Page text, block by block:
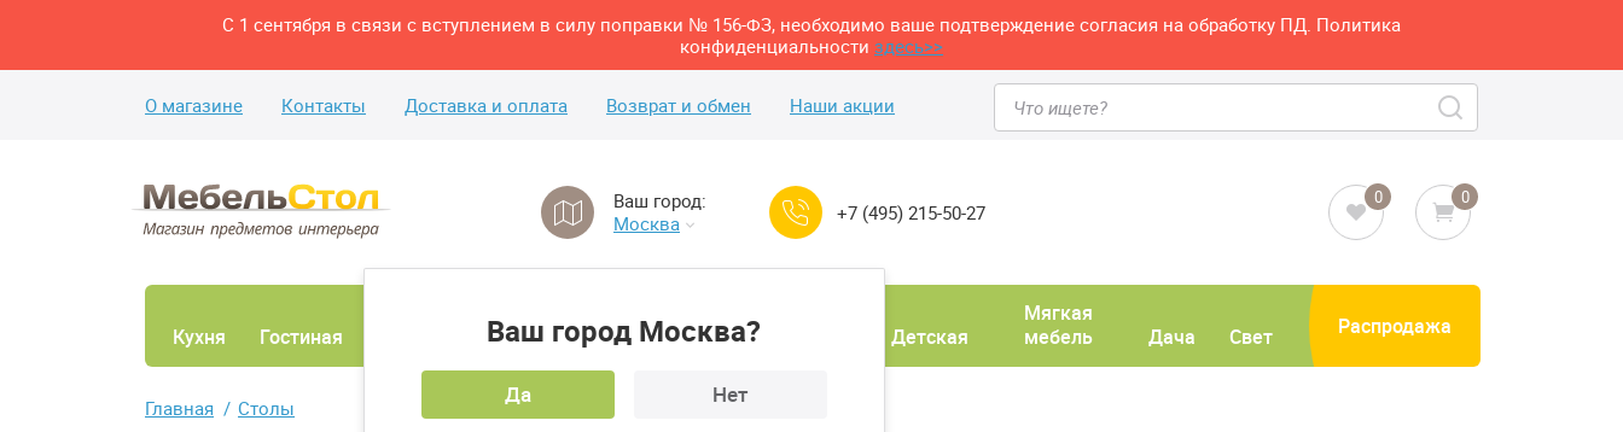
С 1 сентября в связи с вступлением в силу поправки № 156-ФЗ, необходимо ваше подтверждение согласия на обработку ПД. Политика
конфиденциальности здесь>>
О магазине Контакты Доставка и оплата Возврат и обмен Наши акции
Ваш город:
Москва
Ваш город Москва?
Да Нет
+7 (495) 215-50-27
0 0
Кухня Гостиная Спальня
кабинет
Детская
Мягкая
мебель
Дача Свет Распродажа
Главная Столы